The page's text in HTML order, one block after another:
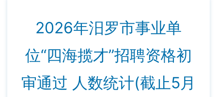
2026年汨罗市事业单
位“四海揽才”招聘资格初
审通过 人数统计(截止5月